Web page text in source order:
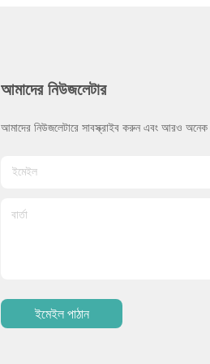
আমাদের নিউজলেটার
আমাদের নিউজলেটারে সাবস্ক্রাইব করুন এবং আরও অনেক
ইমেইল পাঠান